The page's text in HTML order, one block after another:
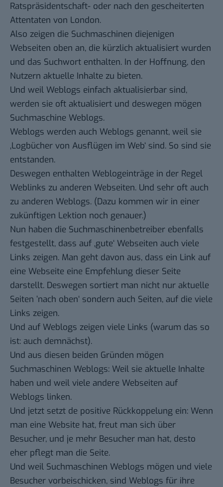
Ratspräsidentschaft- oder nach den gescheiterten
Attentaten von London.
Also zeigen die Suchmaschinen diejenigen
Webseiten oben an, die kürzlich aktualisiert wurden
und das Suchwort enthalten. In der Hoffnung, den
Nutzern aktuelle Inhalte zu bieten.
Und weil Weblogs einfach aktualisierbar sind,
werden sie oft aktualisiert und deswegen mögen
Suchmaschine Weblogs.
Weblogs werden auch Weblogs genannt, weil sie
‚Logbücher von Ausflügen im Web‘ sind. So sind sie
entstanden.
Deswegen enthalten Weblogeinträge in der Regel
Weblinks zu anderen Webseiten. Und sehr oft auch
zu anderen Weblogs. (Dazu kommen wir in einer
zukünftigen Lektion noch genauer.)
Nun haben die Suchmaschinenbetreiber ebenfalls
festgestellt, dass auf ‚gute‘ Webseiten auch viele
Links zeigen. Man geht davon aus, dass ein Link auf
eine Webseite eine Empfehlung dieser Seite
darstellt. Deswegen sortiert man nicht nur aktuelle
Seiten ’nach oben‘ sondern auch Seiten, auf die viele
Links zeigen.
Und auf Weblogs zeigen viele Links (warum das so
ist: auch demnächst).
Und aus diesen beiden Gründen mögen
Suchmaschinen Weblogs: Weil sie aktuelle Inhalte
haben und weil viele andere Webseiten auf
Weblogs linken.
Und jetzt setzt de positive Rückkoppelung ein: Wenn
man eine Website hat, freut man sich über
Besucher, und je mehr Besucher man hat, desto
eher pflegt man die Seite.
Und weil Suchmaschinen Weblogs mögen und viele
Besucher vorbeischicken, sind Weblogs für ihre